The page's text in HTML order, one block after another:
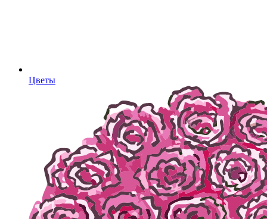
Цветы